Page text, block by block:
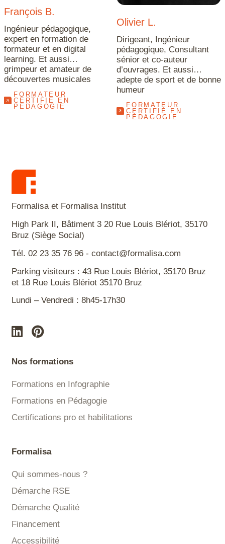
François B.
Ingénieur pédagogique,
expert en formation de
formateur et en digital
learning. Et aussi…
grimpeur et amateur de
découvertes musicales
FORMATEUR
CERTIFIÉ EN
PÉDAGOGIE
Olivier L.
Dirigeant, Ingénieur
pédagogique, Consultant
sénior et co-auteur
d’ouvrages. Et aussi…
adepte de sport et de bonne
humeur
FORMATEUR
CERTIFIÉ EN
PÉDAGOGIE
Formalisa et Formalisa Institut
High Park II, Bâtiment 3 20 Rue Louis Blériot, 35170
Bruz (Siège Social)
Tél. 02 23 35 76 96 - contact@formalisa.com
Parking visiteurs : 43 Rue Louis Blériot, 35170 Bruz
et 18 Rue Louis Blériot 35170 Bruz
Lundi – Vendredi : 8h45-17h30
Nos formations
Formations en Infographie
Formations en Pédagogie
Certifications pro et habilitations
Formalisa
Qui sommes-nous ?
Démarche RSE
Démarche Qualité
Financement
Accessibilité